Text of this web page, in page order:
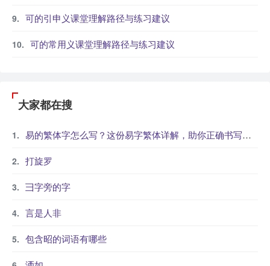
可的引申义课堂理解路径与练习建议
可的常用义课堂理解路径与练习建议
大家都在搜
易的繁体字怎么写？这份易字繁体详解，助你正确书写汉字_汉字繁体学习
打旋罗
彐字旁的字
言是人非
包含昭的词语有哪些